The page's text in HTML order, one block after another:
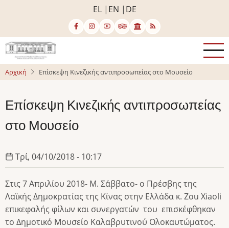
κυρίως
περιεχόμενο
EL EN DE
Αρχική Επίσκεψη Κινεζικής αντιπροσωπείας στο Μουσείο
Επίσκεψη Κινεζικής αντιπροσωπείας
στο Μουσείο
Τρί, 04/10/2018 - 10:17
Στις 7 Απριλίου 2018- Μ. Σάββατο- ο Πρέσβης της
Λαϊκής Δημοκρατίας της Κίνας στην Ελλάδα κ. Zou Xiaoli
επικεφαλής φίλων και συνεργατών του επισκέφθηκαν
το Δημοτικό Μουσείο Καλαβρυτινού Ολοκαυτώματος.